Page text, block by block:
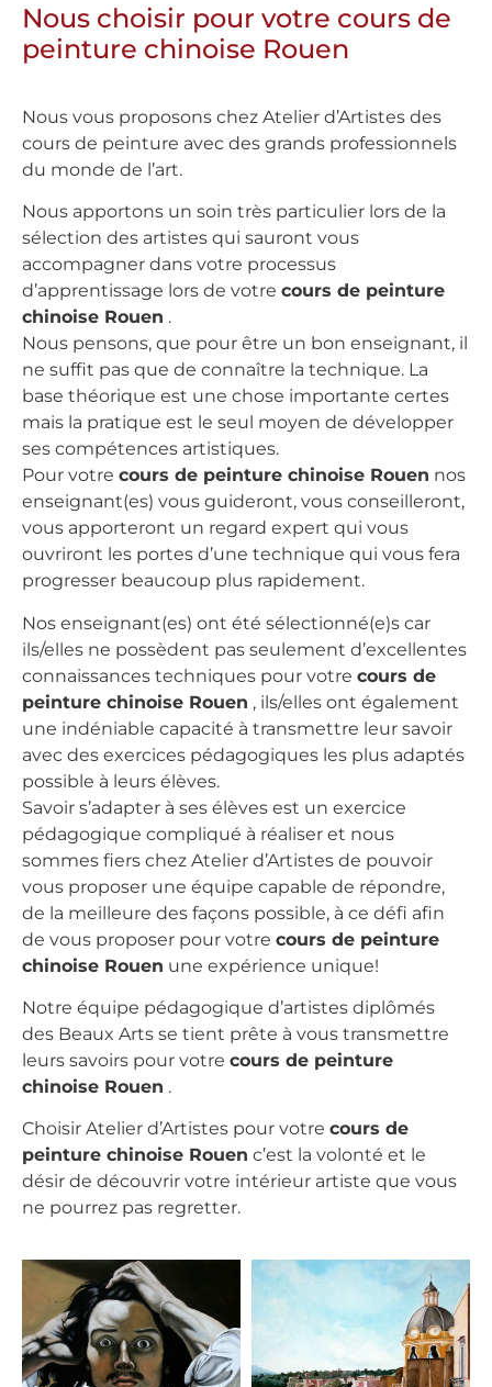
Nous choisir pour votre cours de
peinture chinoise Rouen
Nous vous proposons chez Atelier d’Artistes des
cours de peinture avec des grands professionnels
du monde de l’art.
Nous apportons un soin très particulier lors de la
sélection des artistes qui sauront vous
accompagner dans votre processus
d’apprentissage lors de votre cours de peinture
chinoise Rouen .
Nous pensons, que pour être un bon enseignant, il
ne suffit pas que de connaître la technique. La
base théorique est une chose importante certes
mais la pratique est le seul moyen de développer
ses compétences artistiques.
Pour votre cours de peinture chinoise Rouen nos
enseignant(es) vous guideront, vous conseilleront,
vous apporteront un regard expert qui vous
ouvriront les portes d’une technique qui vous fera
progresser beaucoup plus rapidement.
Nos enseignant(es) ont été sélectionné(e)s car
ils/elles ne possèdent pas seulement d’excellentes
connaissances techniques pour votre cours de
peinture chinoise Rouen , ils/elles ont également
une indéniable capacité à transmettre leur savoir
avec des exercices pédagogiques les plus adaptés
possible à leurs élèves.
Savoir s’adapter à ses élèves est un exercice
pédagogique compliqué à réaliser et nous
sommes fiers chez Atelier d’Artistes de pouvoir
vous proposer une équipe capable de répondre,
de la meilleure des façons possible, à ce défi afin
de vous proposer pour votre cours de peinture
chinoise Rouen une expérience unique!
Notre équipe pédagogique d’artistes diplômés
des Beaux Arts se tient prête à vous transmettre
leurs savoirs pour votre cours de peinture
chinoise Rouen .
Choisir Atelier d’Artistes pour votre cours de
peinture chinoise Rouen c’est la volonté et le
désir de découvrir votre intérieur artiste que vous
ne pourrez pas regretter.